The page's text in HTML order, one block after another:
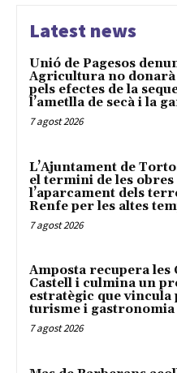
Latest news
Unió de Pagesos
Agricultura no donarà
pels efectes de la
l’ametlla de secà i la
7 agost 2026
L’Ajuntament de
el termini de les obres
l’aparcament dels
Renfe per les altes
7 agost 2026
Amposta recupera les
Castell i culmina un
estratègic que
turisme i gastronomia
7 agost 2026